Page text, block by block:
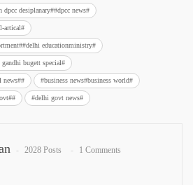
dpcc desiplanary##dpcc news#
artical#
educationministry#
bugett special#
news## #business news#business world#
#delhi govt news#
2028 Posts 1 Comments